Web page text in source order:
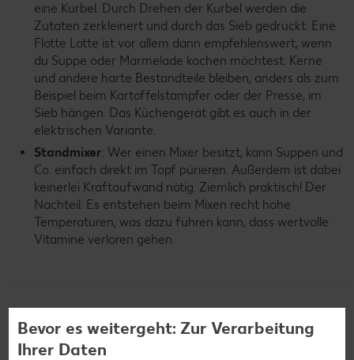
eine Kurbel. Durch Drehen der Kurbel werden die
Zutaten zerkleinert und durch das Sieb gedrückt. Eine
Flotte Lotte ist vor allem dann empfehlenswert, wenn
du Suppe oder Marmelade kochen möchtest. Kerne
und andere harte Bestandteile bleiben, anders als zum
Beispiel beim Kartoffelstampfer oder der Presse, im
Sieb hängen. Das Küchengerät gibt es auch in der
elektrischen Variante.
Standmixer: Wer einen Mixer besitzt, kann Suppen und
Co. einfach direkt im Topf pürieren. Außerdem ist dabei
keinerlei Kraftaufwand nötig. Ziemlich praktisch! Der
Nachteil: Es entstehen beim Mixen recht hohe
Temperaturen, was dazu führen kann, dass wertvolle
Vitamine verloren gehen.
Der Klassiker: Kartoffelpüree
Bevor es weitergeht: Zur Verarbeitung
Ihrer Daten